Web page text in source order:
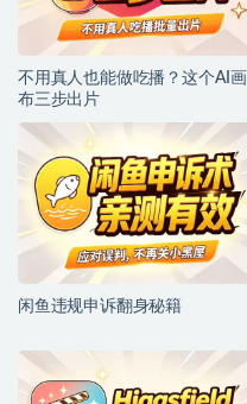
不用真人也能做吃播？这个AI画
布三步出片
闲鱼违规申诉翻身秘籍